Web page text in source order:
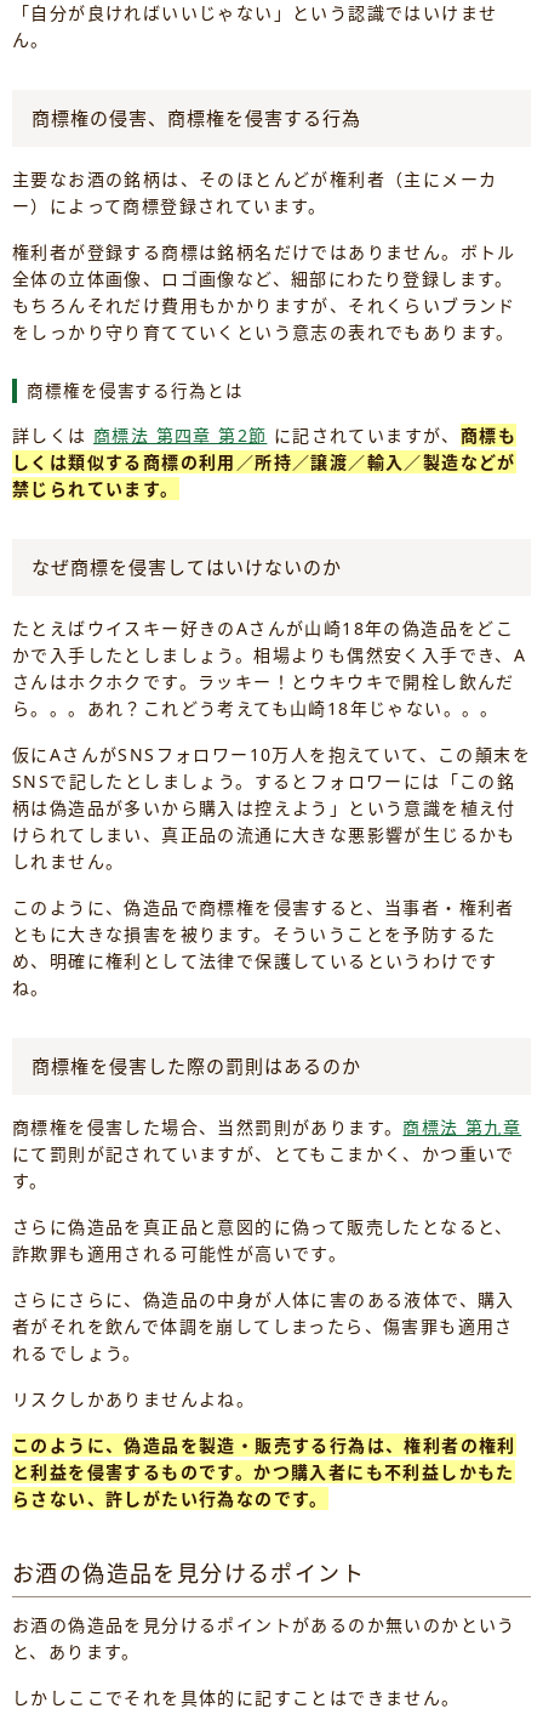
「自分が良ければいいじゃない」という認識ではいけませ
ん。
商標権の侵害、商標権を侵害する行為
主要なお酒の銘柄は、そのほとんどが権利者（主にメーカ
ー）によって商標登録されています。
権利者が登録する商標は銘柄名だけではありません。ボトル
全体の立体画像、ロゴ画像など、細部にわたり登録します。
もちろんそれだけ費用もかかりますが、それくらいブランド
をしっかり守り育てていくという意志の表れでもあります。
商標権を侵害する行為とは
詳しくは 商標法 第四章 第2節 に記されていますが、 商標も
しくは類似する商標の利用／所持／譲渡／輸入／製造などが
禁じられています。
なぜ商標を侵害してはいけないのか
たとえばウイスキー好きのAさんが山崎18年の偽造品をどこ
かで入手したとしましょう。相場よりも偶然安く入手でき、A
さんはホクホクです。ラッキー！とウキウキで開栓し飲んだ
ら。。。あれ？これどう考えても山崎18年じゃない。。。
仮にAさんがSNSフォロワー10万人を抱えていて、この顛末を
SNSで記したとしましょう。するとフォロワーには「この銘
柄は偽造品が多いから購入は控えよう」という意識を植え付
けられてしまい、真正品の流通に大きな悪影響が生じるかも
しれません。
このように、偽造品で商標権を侵害すると、当事者・権利者
ともに大きな損害を被ります。そういうことを予防するた
め、明確に権利として法律で保護しているというわけです
ね。
商標権を侵害した際の罰則はあるのか
商標権を侵害した場合、当然罰則があります。 商標法 第九章
にて罰則が記されていますが、とてもこまかく、かつ重いで
す。
さらに偽造品を真正品と意図的に偽って販売したとなると、
詐欺罪も適用される可能性が高いです。
さらにさらに、偽造品の中身が人体に害のある液体で、購入
者がそれを飲んで体調を崩してしまったら、傷害罪も適用さ
れるでしょう。
リスクしかありませんよね。
このように、偽造品を製造・販売する行為は、権利者の権利
と利益を侵害するものです。かつ購入者にも不利益しかもた
らさない、許しがたい行為なのです。
お酒の偽造品を見分けるポイント
お酒の偽造品を見分けるポイントがあるのか無いのかという
と、あります。
しかしここでそれを具体的に記すことはできません。